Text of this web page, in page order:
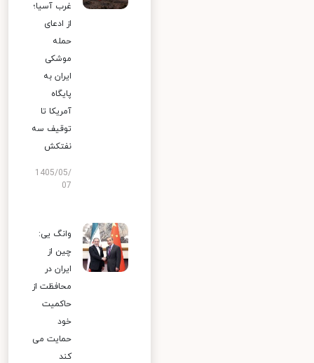
غرب آسیا؛
از ادعای
حمله
موشکی
ایران به
پایگاه
آمریکا تا
توقیف سه
نفتکش
1405/05/
07
وانگ یی:
چین از
ایران در
محافظت از
حاکمیت
خود
حمایت می
کند